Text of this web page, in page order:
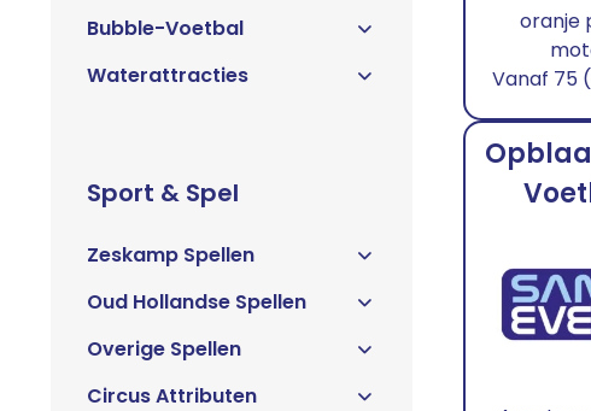
Overige Spellen
Kindermeubels
Bubble-Voetbal
Waterattracties
Sport & Spel
Zeskamp Spellen
Oud Hollandse Spellen
Overige Spellen
Circus Attributen
oranje
Vanaf 75